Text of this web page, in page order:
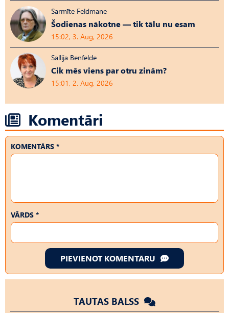
Sarmīte Feldmane
Šodienas nākotne — tik tālu nu esam
15:02, 3. Aug, 2026
Sallija Benfelde
Cik mēs viens par otru zinām?
15:01, 2. Aug, 2026
Komentāri
KOMENTĀRS *
VĀRDS *
PIEVIENOT KOMENTĀRU
TAUTAS BALSS